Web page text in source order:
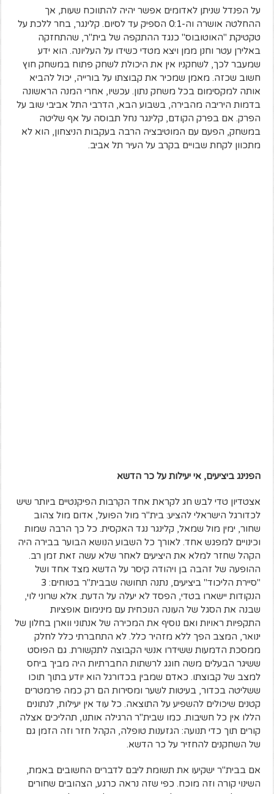
על הפנדל שניתן לאדומים אפשר יהיה להתווכח שעות, אך
ההחלטה אושרה וה-0:1 הספיק עד לסיום. קלינגר, בחר ללכת על
טקטיקת "האוטובוס" כנגד ההתקפה של בית"ר, שהתחזקה
באלירן עטר וחנן ממן ויצא מטדי כשידו על העליונה. הוא ידע
שמעבר לכך, לשחקניו אין את היכולת לשחק פתוח במשחק חוץ
חשוב שכזה. מאמן שמכיר את קבוצתו על בורייה, יכול להביא
אותה למקסימום בכל משחק נתון. עכשיו, אחרי המנה הראשונה
בדמות היריבה מהבירה, בשבוע הבא, הדרבי התל אביבי שוב על
הפרק. אם בפרק הקודם, קלינגר נחל תבוסה על אף שליטה
במשחק, הפעם עם המוטיבציה הרבה בעקבות הניצחון, הוא לא
מתכוון לקחת שבויים בקרב על העיר תל אביב.
הפנינג ביציעים, אי יעילות על כר הדשא
אצטדיון טדי לבש חג לקראת אחד הקרבות הפיקנטיים ביותר שיש
לכדורגל הישראלי להציע: בית"ר מול הפועל, אדום מול צהוב
שחור, ימין מול שמאל, קלינגר נגד האקסית. כל כך הרבה שמות
וכינויים למפגש אחד. לאורך כל השבוע הנושא הבוער בבירה היה
הקהל שחזר למלא את היציעים לאחר שלא עשה זאת זמן רב.
ההופעה של זהבה בן ויהודה קיסר על הדשא מצד אחד ושל
"סיירת הליכוד" ביציעים, נתנה תחושה שבבית"ר בטוחים: 3
הנקודות יישארו בטדי, הפסד לא יעלה על הדעת. אלא שרוני לוי,
שבנה את הסגל של העונה הנוכחית עם מינימום אופציות
התקפיות ראויות ואם נוסיף את המכירה של אנתוני ווארן בחלון של
ינואר, המצב הפך ללא מזהיר כלל. לא התחברתי כלל לחלק
ממסכת הדמעות ששידרו אנשי הקבוצה לתקשורת. גם הפוסט
ששיגר הבעלים משה חוגג לרשתות החברתיות היה מביך ביחס
למצב של קבוצתו. כאדם שמבין בכדורגל הוא יודע בתוך תוכו
ששליטה בכדור, בעיטות לשער ומסירות הם רק כמה פרמטרים
קטנים שיכולים להשפיע על התוצאה. כל עוד אין יעילות, לנתונים
הללו אין כל חשיבות. כמו שבית"ר הרגילה אותנו, תהליכים אצלה
קורים תוך כדי תנועה: הגזענות טופלה, הקהל חזר וזה הזמן גם
של השחקנים להחזיר על כר הדשא.
אם בבית"ר ישקיעו את תשומת ליבם לדברים החשובים באמת,
השינוי קורה וזה מוכח. כפי שזה נראה כרגע, הצהובים שחורים